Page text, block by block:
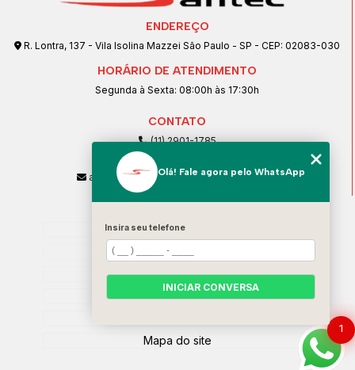
ENDEREÇO
R. Lontra, 137 - Vila Isolina Mazzei São Paulo - SP - CEP: 02083-030
HORÁRIO DE ATENDIMENTO
Segunda à Sexta: 08:00h às 17:30h
CONTATO
(11) 2901-1785
(11) 99239-1832
atendimento@santeccopiadoras.com.br
Home
Empresa
SERVIÇOS
Contato
Mapa do site
1
Olá! Fale agora pelo WhatsApp
Insira seu telefone
INICIAR CONVERSA